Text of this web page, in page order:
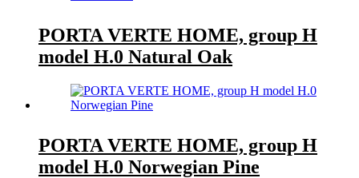
PORTA VERTE HOME, group H
model H.0 Natural Oak
PORTA VERTE HOME, group H
model H.0 Norwegian Pine